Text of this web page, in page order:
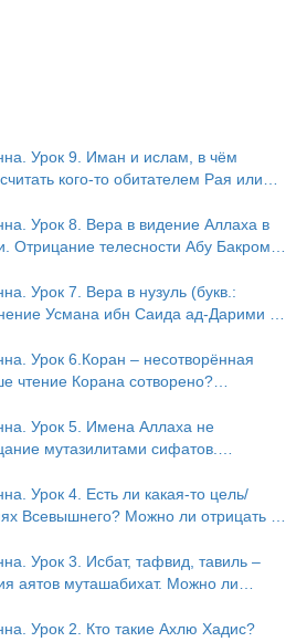
Урок 9. Иман и ислам, в чём
кого-то обитателем Рая или
Урок 8. Вера в видение Аллаха в
Отрицание телесности Абу Бакром
– это слова, дела и познание
Урок 7. Вера в нузуль (букв.:
Усмана ибн Саида ад-Дарими о
Урок 6.Коран – несотворённая
чтение Корана сотворено?
Урок 5. Имена Аллаха не
мутазилитами сифатов.
Урок 4. Есть ли какая-то цель/
Всевышнего? Можно ли отрицать в
Сунне? Концепция ибн Таймийи
Урок 3. Исбат, тафвид, тавиль –
аятов муташабихат. Можно ли
сифата «биля кейфа» (без
Урок 2. Кто такие Ахлю Хадис?